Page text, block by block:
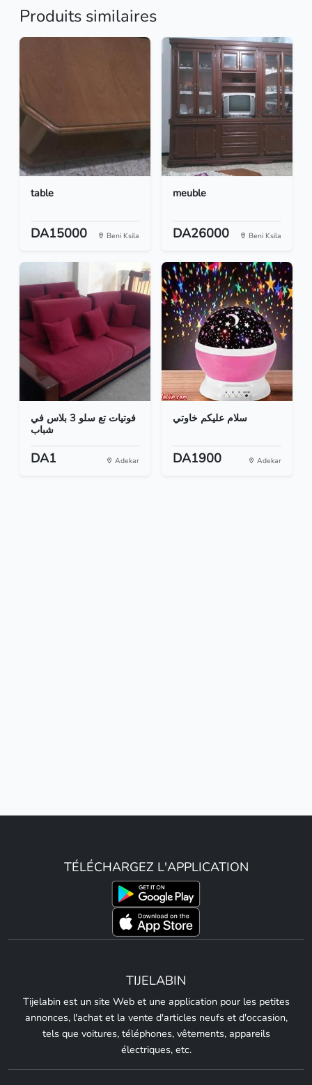
Produits similaires
table
DA15000 Beni Ksila
meuble
DA26000 Beni Ksila
فوتيات تع سلو 3 بلاس في
شباب
DA1 Adekar
سلام عليكم خاوتي
DA1900 Adekar
TÉLÉCHARGEZ L'APPLICATION
TIJELABIN
Tijelabin est un site Web et une application pour les petites
annonces, l'achat et la vente d'articles neufs et d'occasion,
tels que voitures, téléphones, vêtements, appareils
électriques, etc.